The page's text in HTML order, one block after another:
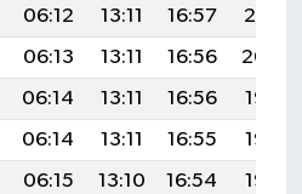
06:12 13:11 16:57
20:01
06:13 13:11 16:56
20:00
06:14 13:11 16:56
19:58
06:14 13:11 16:55
19:57
06:15 13:10 16:54
19:56